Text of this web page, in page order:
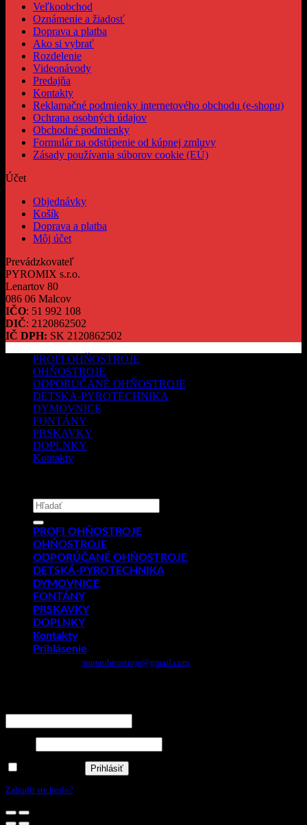
Veľkoobchod
Oznámenie a žiadosť
Doprava a platba
Ako si vybrať
Rozdelenie
Videonávody
Predajňa
Kontakty
Reklamačné podmienky internetového obchodu (e-shopu)
Ochrana osobných údajov
Obchodné podmienky
Formulár na odstúpenie od kúpnej zmluvy
Zásady používania súborov cookie (EÚ)
Účet
Objednávky
Košík
Doprava a platba
Môj účet
Prevádzkovateľ
PYROMIX s.r.o.
Lenartov 80
086 06 Malcov
IČO: 51 992 108
DIČ: 2120862502
IČ DPH: SK 2120862502
PROFI OHŇOSTROJE
OHŇOSTROJE
ODPORÚČANÉ OHŇOSTROJE
DETSKÁ-PYROTECHNIKA
DYMOVNICE
FONTÁNY
PRSKAVKY
DOPLNKY
Kontakty
Hľadať:
PROFI OHŇOSTROJE
OHŇOSTROJE
ODPORÚČANÉ OHŇOSTROJE
DETSKÁ-PYROTECHNIKA
DYMOVNICE
FONTÁNY
PRSKAVKY
DOPLNKY
Kontakty
Prihlásenie
superohnostroje@gmail.com
Prihlásiť
Zabudli ste heslo?